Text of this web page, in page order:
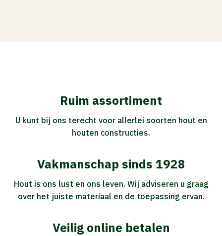
Ruim assortiment
U kunt bij ons terecht voor allerlei soorten hout en
houten constructies.
Vakmanschap sinds 1928
Hout is ons lust en ons leven. Wij adviseren u graag
over het juiste materiaal en de toepassing ervan.
Veilig online betalen